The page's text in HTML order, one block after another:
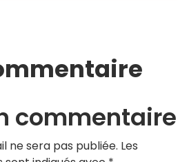
commentaire
ne sera pas publiée. Les